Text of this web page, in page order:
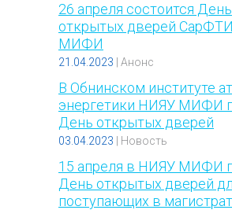
26 апреля состоится День
открытых дверей
МИФИ
21.04.2023 Анонс
В Обнинском институте
энергетики НИЯУ МИФИ
День открытых дверей
03.04.2023 Новость
15 апреля в НИЯУ МИФИ
День открытых дверей
поступающих в